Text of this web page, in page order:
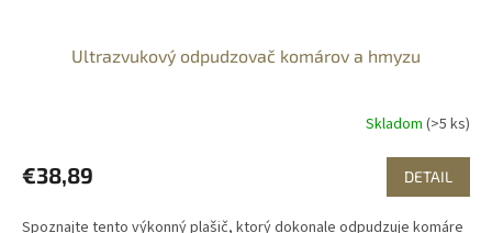
Ultrazvukový odpudzovač komárov a hmyzu
Skladom (>5 ks)
€38,89 DETAIL
Spoznajte tento výkonný plašič, ktorý dokonale odpudzuje komáre